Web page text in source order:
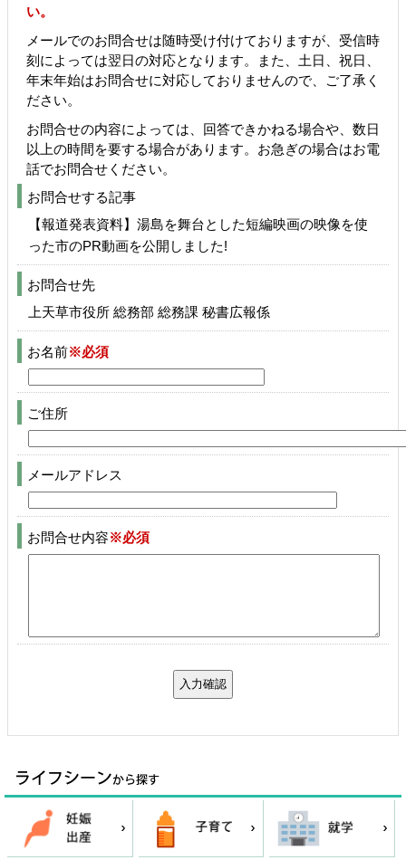
い。
メールでのお問合せは随時受け付けておりますが、受信時
刻によっては翌日の対応となります。また、土日、祝日、
年末年始はお問合せに対応しておりませんので、ご了承く
ださい。
お問合せの内容によっては、回答できかねる場合や、数日
以上の時間を要する場合があります。お急ぎの場合はお電
話でお問合せください。
お問合せする記事
【報道発表資料】湯島を舞台とした短編映画の映像を使
った市のPR動画を公開しました!
お問合せ先
上天草市役所 総務部 総務課 秘書広報係
お名前※必須
ご住所
メールアドレス
お問合せ内容※必須